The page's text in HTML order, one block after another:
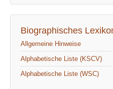
Biographisches
Allgemeine Hinweise
Alphabetische Liste (KSCV)
Alphabetische Liste (WSC)